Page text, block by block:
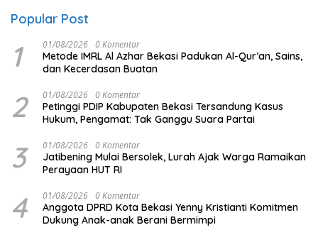
Popular Post
1 01/08/2026 0 Komentar
Metode IMRL Al Azhar Bekasi Padukan Al-Qur’an, Sains,
dan Kecerdasan Buatan
2 01/08/2026 0 Komentar
Petinggi PDIP Kabupaten Bekasi Tersandung Kasus
Hukum, Pengamat: Tak Ganggu Suara Partai
3 01/08/2026 0 Komentar
Jatibening Mulai Bersolek, Lurah Ajak Warga Ramaikan
Perayaan HUT RI
4 01/08/2026 0 Komentar
Anggota DPRD Kota Bekasi Yenny Kristianti Komitmen
Dukung Anak-anak Berani Bermimpi